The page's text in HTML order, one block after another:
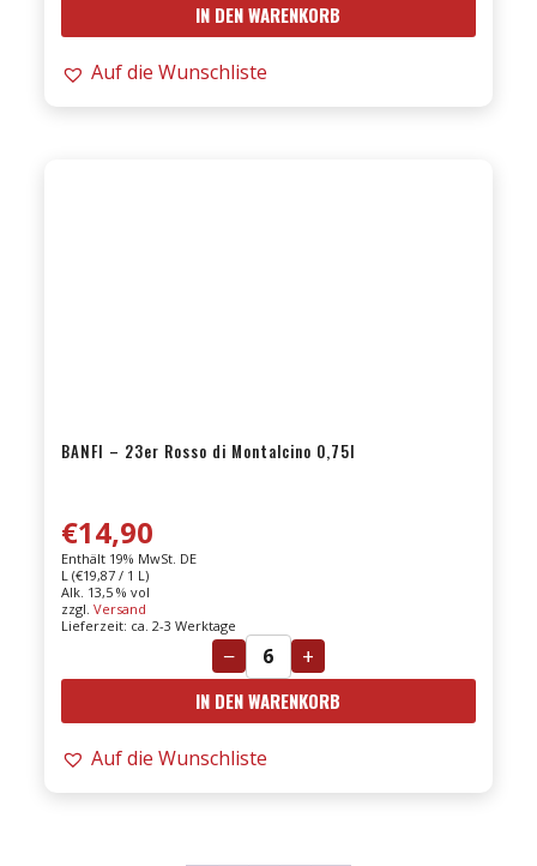
di
06er
IN DEN WARENKORB
Auf die Wunschliste
BANFI – 23er Rosso di Montalcino 0,75l
€14,90
Enthält 19% MwSt. DE
L (€19,87/ 1 L)
Alk. 13,5 % vol
zzgl. Versand
Lieferzeit: ca. 2-3 Werktage
−
BANFI
-
23er
di
+
IN DEN WARENKORB
Auf die Wunschliste